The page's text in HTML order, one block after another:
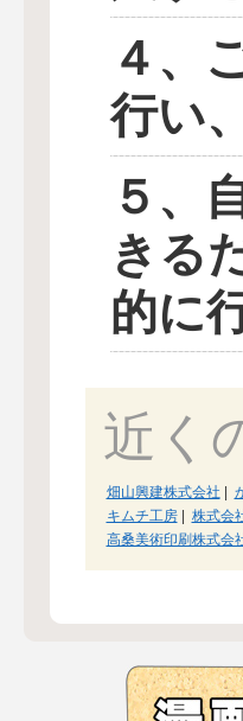
４、
行い、
５、
きる
的に
近く
畑山興建株式会社
キムチ工房| 株式会
高桑美術印刷株式会